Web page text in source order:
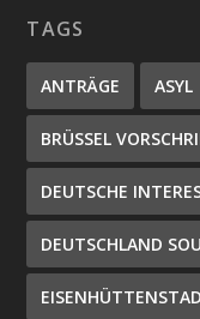
TAGS
ANTRÄGE ASYL
BRÜSSEL
DEUTSCHE
DEUTSCHLAND